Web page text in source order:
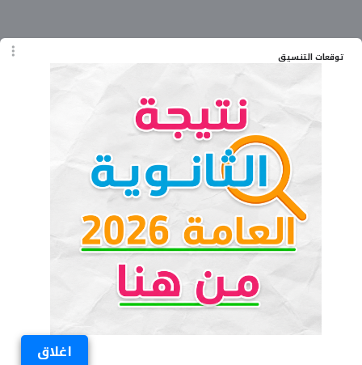
توقعات التنسيق
اغلاق